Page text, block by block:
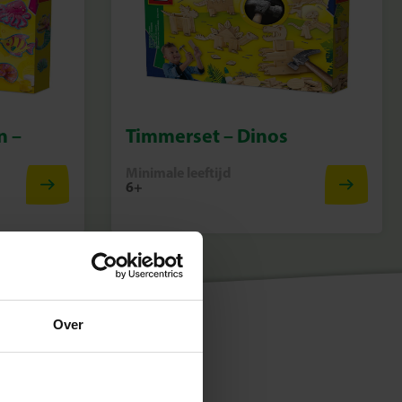
Over
– Timmerset – Dinos
6+
en interesse. Elke